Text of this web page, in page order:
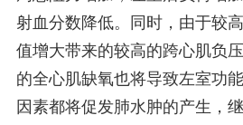
射血分数降低。同时，由于较
值增大带来的较高的跨心肌负
的全心肌缺氧也将导致左室功
因素都将促发肺水肿的产生，